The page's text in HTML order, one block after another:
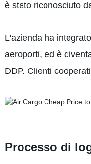
è stato riconosciuto
L'azienda ha
aeroporti, ed è
DDP. Clienti
Processo di